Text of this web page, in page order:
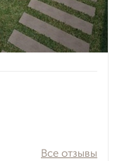
Все отзывы